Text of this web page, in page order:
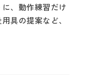
、動作練習だけ
具の提案など、